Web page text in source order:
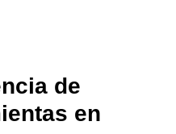
de
en